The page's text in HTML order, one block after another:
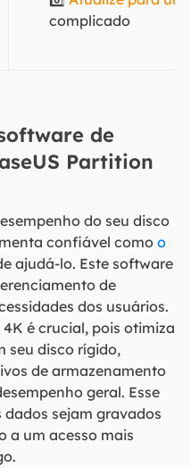
complicado
de
Partition
do seu disco
confiável como o
ajudá-lo. Este software
de
dos usuários.
é crucial, pois otimiza
seu disco rígido,
de armazenamento
geral. Esse
sejam gravados
a um acesso mais